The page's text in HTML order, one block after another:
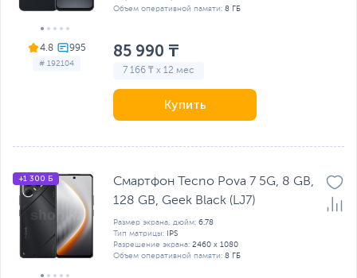
4.8
# 192104
Объем оперативной памяти: 8 ГБ
85 990 ₸
7 166 ₸ x 12 мес
Купить
+1 300 Б
Смартфон Tecno Pova 7 5G, 8 GB,
128 GB, Geek Black (LJ7)
Размер экрана, дюйм: 6.78
Тип матрицы:
IPS
Разрешение экрана: 2460 x 1080
Объем оперативной памяти: 8 ГБ